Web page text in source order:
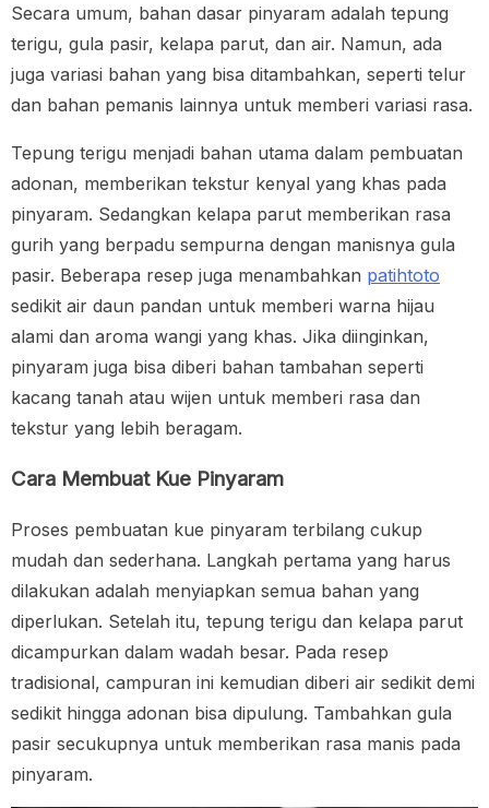
Secara umum, bahan dasar pinyaram adalah tepung
terigu, gula pasir, kelapa parut, dan air. Namun, ada
juga variasi bahan yang bisa ditambahkan, seperti telur
dan bahan pemanis lainnya untuk memberi variasi rasa.
Tepung terigu menjadi bahan utama dalam pembuatan
adonan, memberikan tekstur kenyal yang khas pada
pinyaram. Sedangkan kelapa parut memberikan rasa
gurih yang berpadu sempurna dengan manisnya gula
pasir. Beberapa resep juga menambahkan patihtoto
sedikit air daun pandan untuk memberi warna hijau
alami dan aroma wangi yang khas. Jika diinginkan,
pinyaram juga bisa diberi bahan tambahan seperti
kacang tanah atau wijen untuk memberi rasa dan
tekstur yang lebih beragam.
Cara Membuat Kue Pinyaram
Proses pembuatan kue pinyaram terbilang cukup
mudah dan sederhana. Langkah pertama yang harus
dilakukan adalah menyiapkan semua bahan yang
diperlukan. Setelah itu, tepung terigu dan kelapa parut
dicampurkan dalam wadah besar. Pada resep
tradisional, campuran ini kemudian diberi air sedikit demi
sedikit hingga adonan bisa dipulung. Tambahkan gula
pasir secukupnya untuk memberikan rasa manis pada
pinyaram.